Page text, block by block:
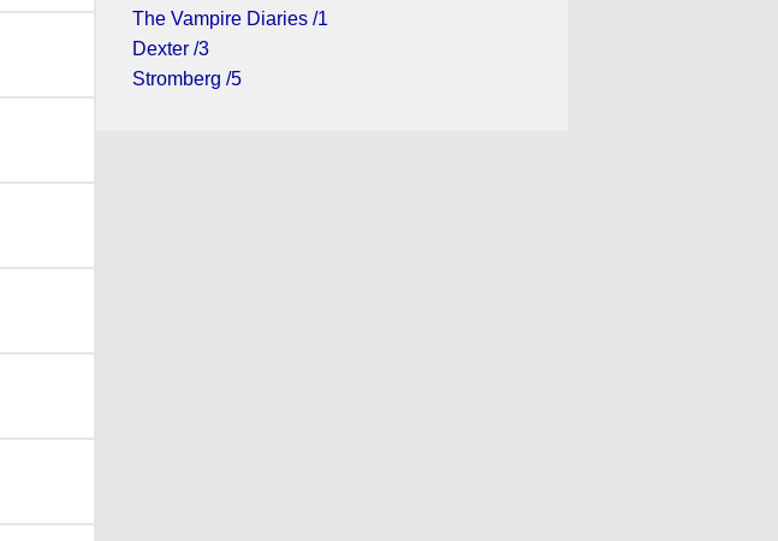
The Vampire Diaries /1
Dexter /3
Stromberg /5